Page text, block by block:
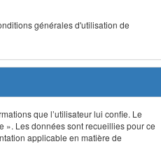
générales d'utilisation de
que l’utilisateur lui confie. Le
». Les données sont recueillies pour ce
applicable en matière de